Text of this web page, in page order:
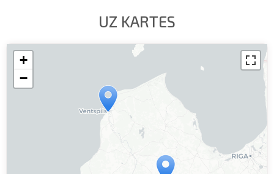
UZ KARTES
Travelers' Map is loading...
If you see this after your page is loaded
completely, leafletJS files are missing.
+
−